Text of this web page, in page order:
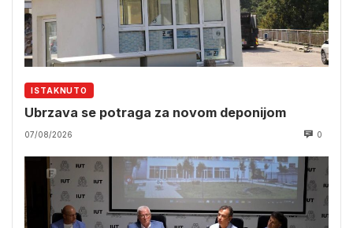
ISTAKNUTO
Ubrzava se potraga za novom deponijom
07/08/2026 0